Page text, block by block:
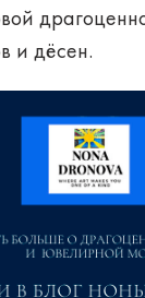
и дёсен.